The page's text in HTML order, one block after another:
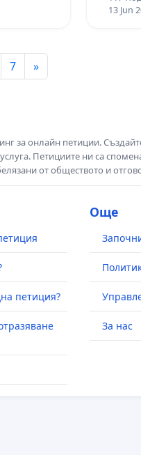
13 Jun
7 »
за онлайн петиции.
Петициите ни са
от обществото и
петиция?
Още
За нас